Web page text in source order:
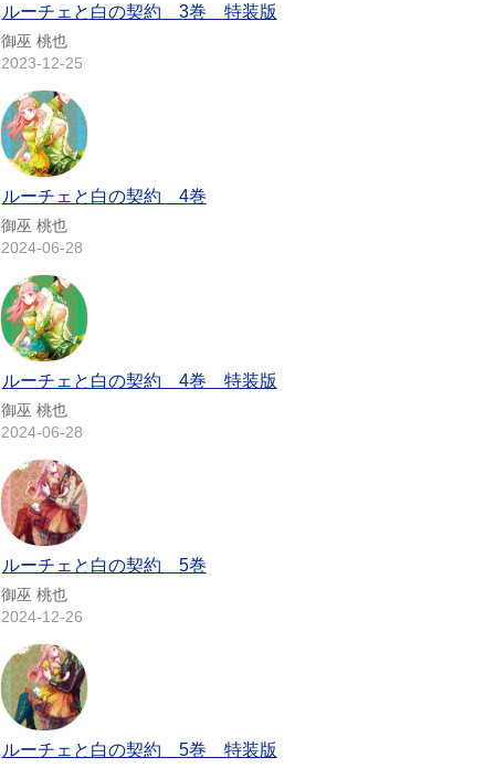
ルーチェと白の契約 3巻 特装版
御巫 桃也
2023-12-25
ルーチェと白の契約 4巻
御巫 桃也
2024-06-28
ルーチェと白の契約 4巻 特装版
御巫 桃也
2024-06-28
ルーチェと白の契約 5巻
御巫 桃也
2024-12-26
ルーチェと白の契約 5巻 特装版